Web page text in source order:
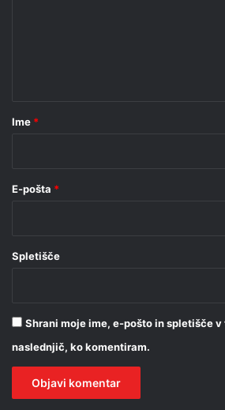
rIme *
E-pošta *
Spletišče
Shrani moje ime, e-pošto in spletišče v
naslednjič, ko komentiram.